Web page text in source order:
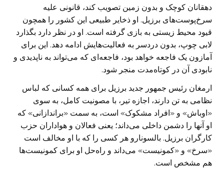
دهقانان کوچک و بدون زمین تصویب کند، قانونی علیه
سرخ‌پوست‌های برزیل. او ذخایر طبیعی این کشور را همچون
قیود محیط زیستی به بازی گرفته است. او در نظر دارد بگذارد
لابی چوپ، بدون ‌دردسر به فعالیت‌هایش ادامه دهد. این برای
آمازون یک فاجعه خواهد بود، فاجعه‌ای که می‌تواند به ناپدیدی و
نابودی آن در کوتاه‌مدت منجر شود.
ارمغان رئیس ‌جمهور جدید برزیل برای همه کسانی که لباس
نظامی به تن دارند، اجازه تیر، با مصونیت کامل، به سوی
«اوباش» و «افراد مشکوک» است، به سمت «براندازانی» که
او آنها را دشمن داخلی می‌داند؛ یعنی فعالان و هواداران حزب
کارگران برزیل. بالسونارو هر کسی را که با او مخالف است
«سرخ» و «کمونیست» می‌داند و راه‌حل او برای کمونیست‌ها
هم مشخص است.